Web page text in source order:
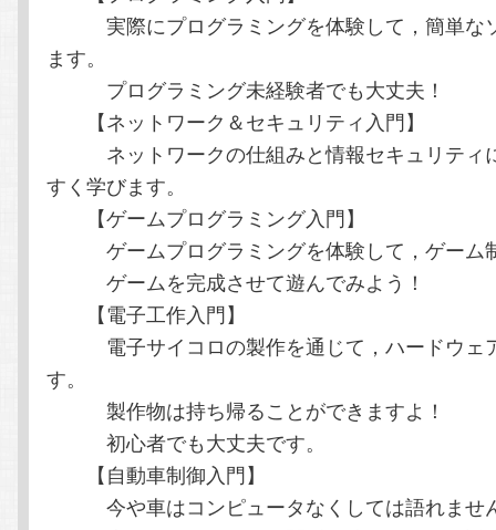
実際にプログラミングを体験して，簡単な
ます。
プログラミング未経験者でも大丈夫！
【ネットワーク＆セキュリティ入門】
ネットワークの仕組みと情報セキュリティ
すく学びます。
【ゲームプログラミング入門】
ゲームプログラミングを体験して，ゲーム
ゲームを完成させて遊んでみよう！
【電子工作入門】
電子サイコロの製作を通じて，ハードウェ
す。
製作物は持ち帰ることができますよ！
初心者でも大丈夫です。
【自動車制御入門】
今や車はコンピュータなくしては語れませ